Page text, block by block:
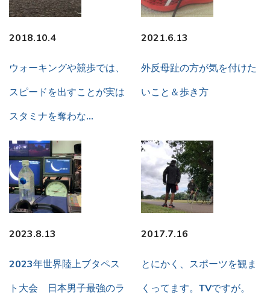
2018.10.4
ウォーキングや競歩では、
スピードを出すことが実は
スタミナを奪わな…
2021.6.13
外反母趾の方が気を付けた
いこと＆歩き方
2023.8.13
2023年世界陸上ブタペス
ト大会 日本男子最強のラ
2017.7.16
とにかく、スポーツを観ま
くってます。TVですが。